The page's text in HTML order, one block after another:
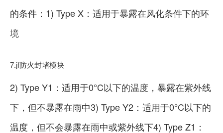
的条件：1) Type X：适用于暴露在风化条件下的环
境
7.jf防火封堵模块
2) Type Y1：适用于0°C以下的温度，暴露在紫外线
下，但不暴露在雨中3) Type Y2：适用于0°C以下的
温度，但不会暴露在雨中或紫外线下4) Type Z1：